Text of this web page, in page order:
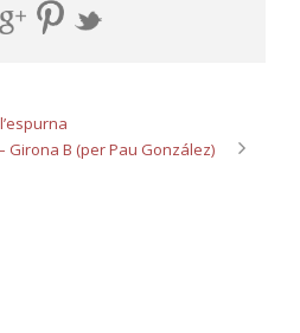
Girona B (per Pau González)